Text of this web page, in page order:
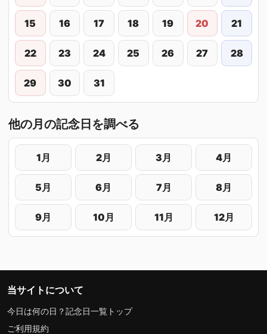
15 16 17 18 19 20 21
22 23 24 25 26 27 28
29 30 31
他の月の記念日を調べる
1月 2月 3月 4月
5月 6月 7月 8月
9月 10月 11月 12月
当サイトについて
今日は何の日？記念日一覧トップ
ご利用規約